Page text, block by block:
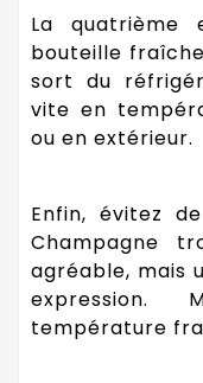
La quatrième
bouteille
sort du
vite en
ou en extérieur.
Enfin, évitez
Champagne
agréable, mais
température